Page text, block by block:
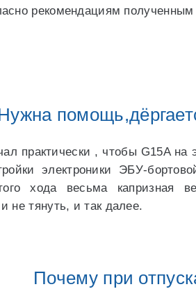
рекомендациям
практически , чтобы G15A
электроники ЭБУ-
хода весьма капризная
не тянуть, и так далее.
Почему при